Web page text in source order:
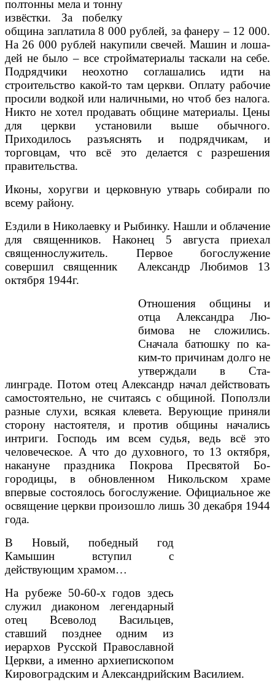
полтонны мела и тонну
извёстки. За побелку
община за­платила 8 000 рублей, за фанеру – 12 000.
На 26 000 рублей накупили свечей. Машин и лоша­
дей не было – все строй­материалы таскали на себе.
Подрядчики не­охотно соглашались идти на
строительство какой-то там церкви. Оп­лату рабочие
просили водкой или наличными, но чтоб без налога.
Ник­то не хотел продавать общине материалы. Цены
для церкви устано­вили выше обычного.
Приходилось разъяс­нять и подрядчикам, и
торговцам, что всё это делается с разрешения
правительства.
Иконы, хоругви и церковную утварь соби­рали по
всему району.
Ездили в Николаевку и Рыбинку. Нашли и обла­чение
для священников. Наконец 5 августа при­ехал
священнослужи­тель. Первое богослужение
совершил священник Александр Любимов 13
октября 1944г.
Отношения общины и
отца Александра Лю­
бимова не сложились.
Сначала батюшку по ка­
ким-то причинам долго не
утверждали в Ста­
линграде. Потом отец Александр начал дей­ствовать
самостоятель­но, не считаясь с общи­ной. Поползли
разные слухи, всякая клевета. Верующие приняли
сто­рону настоятеля, и про­тив общины начались
интриги. Господь им всем судья, ведь всё это
человеческое. А что до духовного, то 13 октяб­ря,
накануне праздника Покрова Пресвятой Бо­
городицы, в обновлен­ном Никольском храме
впервые состоялось бо­гослужение. Официаль­ное же
освящение цер­кви произошло лишь 30 декабря 1944
года.
В Новый, победный год
Камышин вступил с
действующим храмом…
На рубеже 50-60-х го­дов здесь
служил диако­ном легендарный
отец Всеволод Васильцев,
ставший позднее одним из
иерархов Русской Православной
Церкви, а именно архиеписко­пом
Кировоградским и Александрийским Васи­лием.